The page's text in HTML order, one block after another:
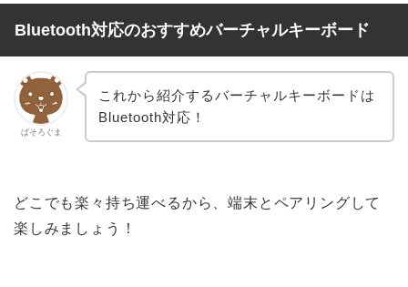
Bluetooth対応のおすすめバーチャルキーボード
ぱそろぐま
これから紹介するバーチャルキーボードは
Bluetooth対応！
どこでも楽々持ち運べるから、端末とペアリングして
楽しみましょう！